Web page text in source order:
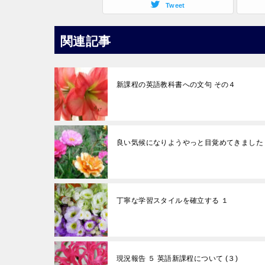
Tweet
関連記事
新課程の英語教科書への文句 その４
良い気候になりようやっと目覚めてきました
丁寧な学習スタイルを確立する １
現況報告 ５ 英語新課程について (３)